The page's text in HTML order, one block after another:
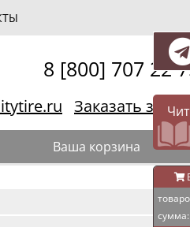
сумма:
8 [800] 707 22
Заказать
Ваша корзина